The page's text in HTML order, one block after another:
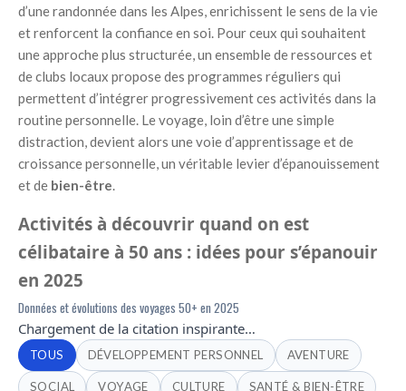
d’une randonnée dans les Alpes, enrichissent le sens de la vie
et renforcent la confiance en soi. Pour ceux qui souhaitent
une approche plus structurée, un ensemble de ressources et
de clubs locaux propose des programmes réguliers qui
permettent d’intégrer progressivement ces activités dans la
routine personnelle. Le voyage, loin d’être une simple
distraction, devient alors une voie d’apprentissage et de
croissance personnelle, un véritable levier d’épanouissement
et de bien-être
Activités à découvrir quand on est
célibataire à 50 ans : idées pour s’épanouir
en 2025
Données et évolutions des voyages 50+ en 2025
Chargement de la citation inspirante…
TOUS DÉVELOPPEMENT PERSONNEL AVENTURE
SOCIAL VOYAGE CULTURE SANTÉ & BIEN-ÊTRE